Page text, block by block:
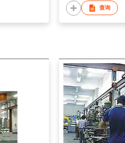
查询